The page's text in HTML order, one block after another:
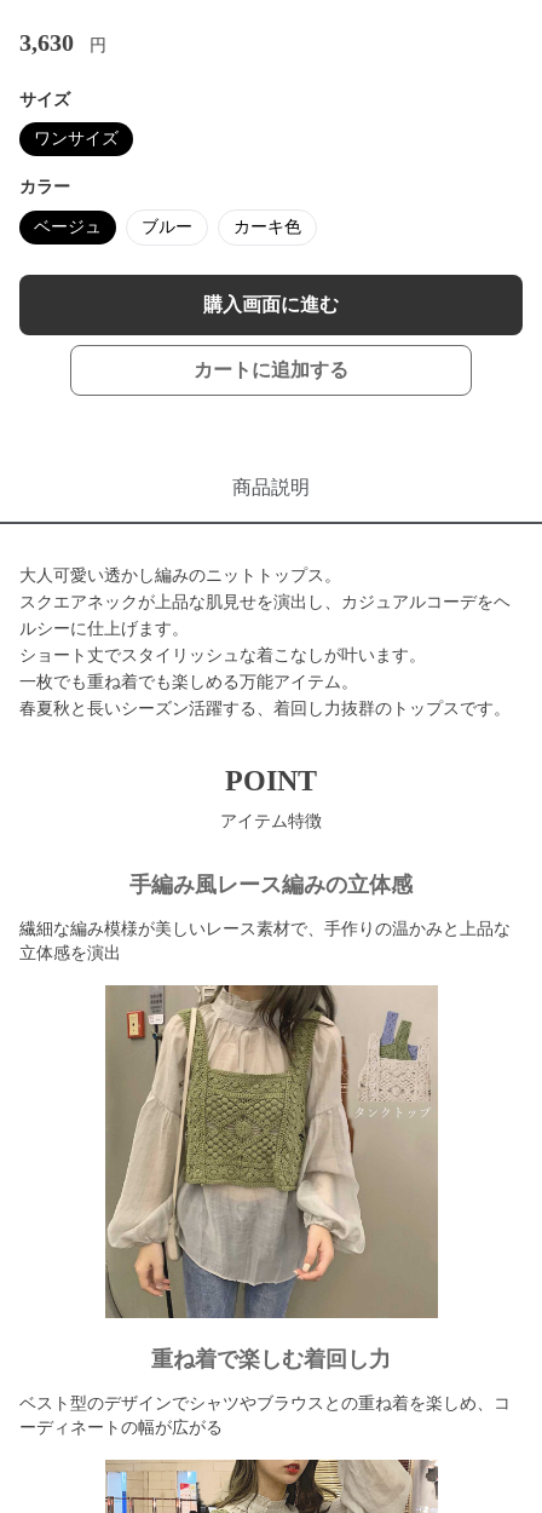
3,630 円
サイズ
ワンサイズ
カラー
ベージュ ブルー カーキ色
購入画面に進む
カートに追加する
商品説明
大人可愛い透かし編みのニットトップス。
スクエアネックが上品な肌見せを演出し、カジュアルコーデをヘ
ルシーに仕上げます。
ショート丈でスタイリッシュな着こなしが叶います。
一枚でも重ね着でも楽しめる万能アイテム。
春夏秋と長いシーズン活躍する、着回し力抜群のトップスです。
POINT
アイテム特徴
手編み風レース編みの立体感
繊細な編み模様が美しいレース素材で、手作りの温かみと上品な
立体感を演出
重ね着で楽しむ着回し力
ベスト型のデザインでシャツやブラウスとの重ね着を楽しめ、コ
ーディネートの幅が広がる